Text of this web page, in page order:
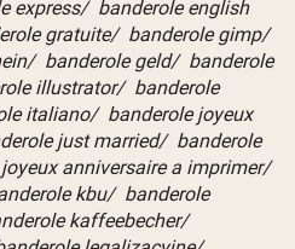
express/ banderole english
gratuite/ banderole gimp/
banderole geld/ banderole
illustrator/ banderole
italiano/ banderole joyeux
just married/ banderole
anniversaire a imprimer/
kbu/ banderole
kaffeebecher/